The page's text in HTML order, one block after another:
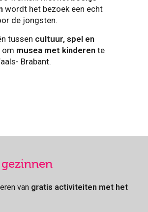
wordt het bezoek een echt
de jongsten.
tussen cultuur, spel en
om musea met kinderen te
Brabant.
van gratis activiteiten met het